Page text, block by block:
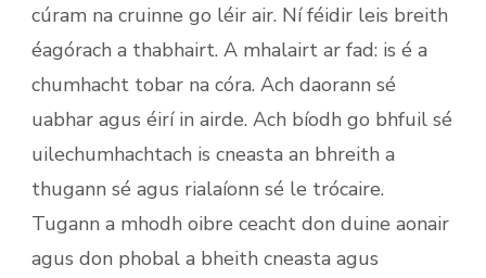
cúram na cruinne go léir air. Ní féidir leis breith
éagórach a thabhairt. A mhalairt ar fad: is é a
chumhacht tobar na córa. Ach daorann sé
uabhar agus éirí in airde. Ach bíodh go bhfuil sé
uilechumhachtach is cneasta an bhreith a
thugann sé agus rialaíonn sé le trócaire.
Tugann a mhodh oibre ceacht don duine aonair
agus don phobal a bheith cneasta agus